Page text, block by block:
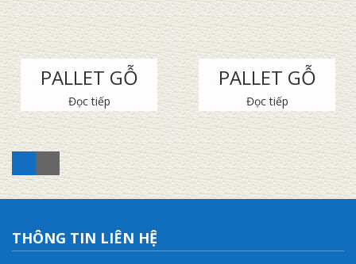
PALLET GỖ
Đọc tiếp
PALLET GỖ
Đọc tiếp
THÔNG TIN LIÊN HỆ